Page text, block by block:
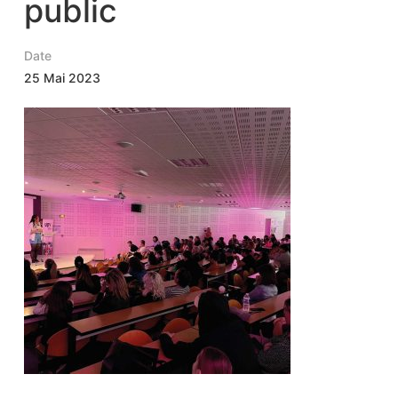
public
Date
25 Mai 2023